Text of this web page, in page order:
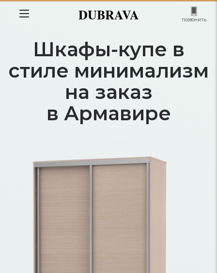
DUBRAVA позвонить
Шкафы-купе в
стиле минимализм
на заказ
в Армавире